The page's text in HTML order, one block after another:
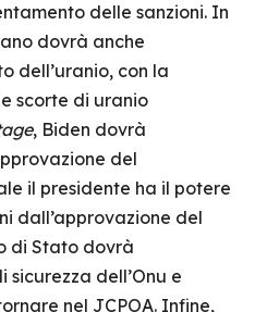
delle sanzioni. In
dovrà anche
dell’uranio, con la
scorte di uranio
, Biden dovrà
del
il presidente ha il potere
dall’approvazione del
di Stato dovrà
dell’Onu e
nel JCPOA. Infine,